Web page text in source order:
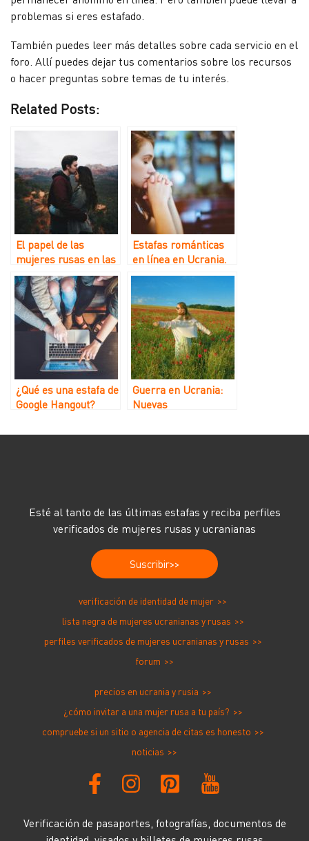
problemas si eres estafado.
También puedes leer más detalles sobre cada servicio en el
foro. Allí puedes dejar tus comentarios sobre los recursos
o hacer preguntas sobre temas de tu interés.
Related Posts:
El papel de las
mujeres rusas en las
estafas de citas en
Kazajistán
Estafas románticas
en línea en Ucrania.
Tendencias de 2022
¿Qué es una estafa de
Google Hangout?
Guerra en Ucrania:
Nuevas
estafas
Esté al tanto de las últimas estafas y reciba perfiles
verificados de mujeres rusas y ucranianas
Suscribir
verificación de identidad de mujer
lista negra de mujeres ucranianas y rusas
perfiles verificados de mujeres ucranianas y rusas
forum
precios en ucrania y rusia
¿cómo invitar a una mujer rusa a tu país?
compruebe si un sitio o agencia de citas es honesto
noticias
Verificación de pasaportes, fotografías, documentos de